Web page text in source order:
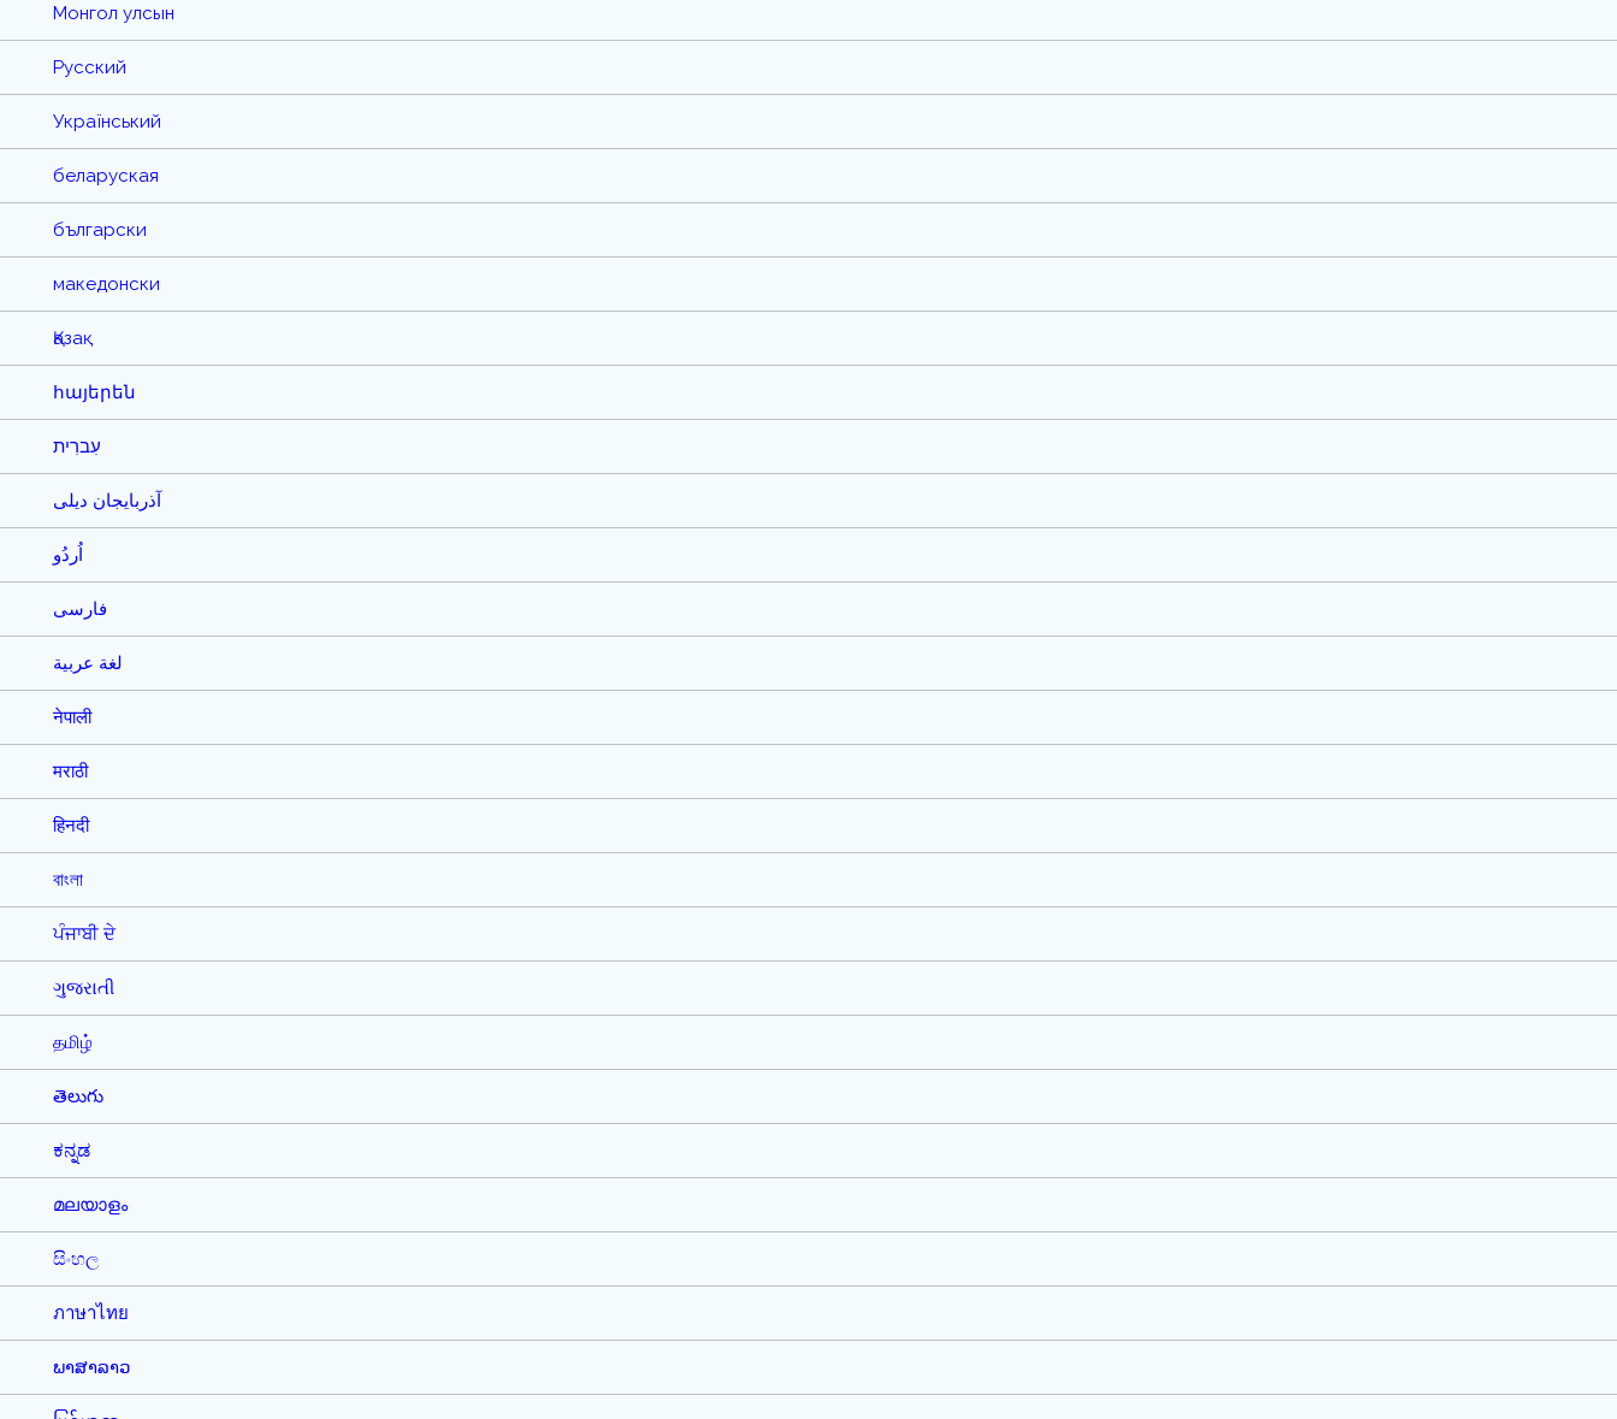
Монгол улсын
Русский
Український
беларуская
български
македонски
Қазақ
հայերեն
עִברִית
آذربایجان دیلی
اُردُو
فارسی
لغة عربية
नेपाली
मराठी
हिनदी
বাংলা
ਪੰਜਾਬੀ ਦੇ
ગુજરાતી
தமிழ்
తెలుగు
ಕನ್ನಡ
മലയാളം
සිංහල
ภาษาไทย
ພາສາລາວ